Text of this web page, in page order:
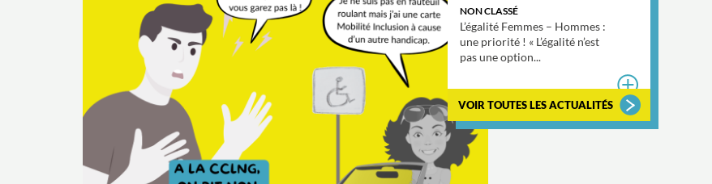
URBANISME/AMÉNAGEMENT
20 Juillet 2026 : Ouverture
de la plateforme Lignes
Covoit Modalis aux
VOIR TOUTES LES ACTUALITÉS